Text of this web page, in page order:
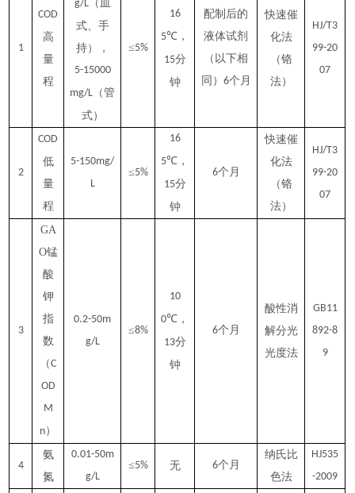
1
COD
高
量
程
g/L（皿
式、手
持），
5-15000
mg/L （管
式）
≤5%
16
5℃，
15分
钟
配制后的
液体试剂
（以下相
同） 6个月
快速催
化法
（铬
法）
HJ/T3
99-20
07
2
COD
低
量
程
5-150mg/
L
≤5%
16
5℃，
15分
钟
6个月
快速催
化法
（铬
法）
HJ/T3
99-20
07
3
GA
O锰
酸
钾
指
数
（C
OD
M
n）
0.2-50m
g/L
≤8%
10
0℃，
13分
钟
6个月
酸性消
解分光
光度法
GB11
892-8
9
4
氨
氮
0.01-50m
g/L
≤5% 无 6个月
纳氏比
色法
HJ535
-2009